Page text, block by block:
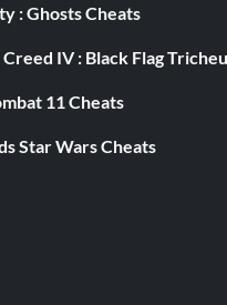
: Ghosts Cheats
Creed IV : Black Flag
11 Cheats
Star Wars Cheats